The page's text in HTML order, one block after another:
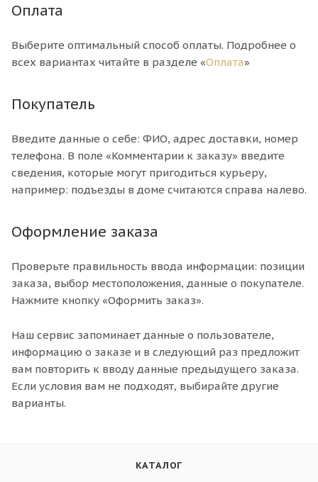
Оплата
Выберите оптимальный способ оплаты. Подробнее о
всех вариантах читайте в разделе «Оплата»
Покупатель
Введите данные о себе: ФИО, адрес доставки, номер
телефона. В поле «Комментарии к заказу» введите
сведения, которые могут пригодиться курьеру,
например: подъезды в доме считаются справа налево.
Оформление заказа
Проверьте правильность ввода информации: позиции
заказа, выбор местоположения, данные о покупателе.
Нажмите кнопку «Оформить заказ».
Наш сервис запоминает данные о пользователе,
информацию о заказе и в следующий раз предложит
вам повторить к вводу данные предыдущего заказа.
Если условия вам не подходят, выбирайте другие
варианты.
КАТАЛОГ